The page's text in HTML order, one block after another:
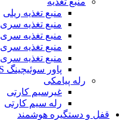
منبع تغذیه ریلی
منبع تغذیه سری AD
منبع تغذیه سری LRS
منبع تغذیه سری RSP
منبع تغذیه سری SE
پاور سوئیچینگ RS
رله پیامکی
غیرسیم کارتی
رله سیم کارتی
قفل و دستگیره هوشمند